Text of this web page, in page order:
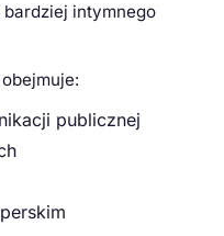
intymnego
publicznej